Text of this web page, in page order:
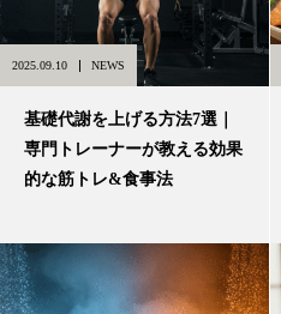
2025.09.10 NEWS
基礎代謝を上げる方法7選｜
専門トレーナーが教える効果
的な筋トレ&食事法